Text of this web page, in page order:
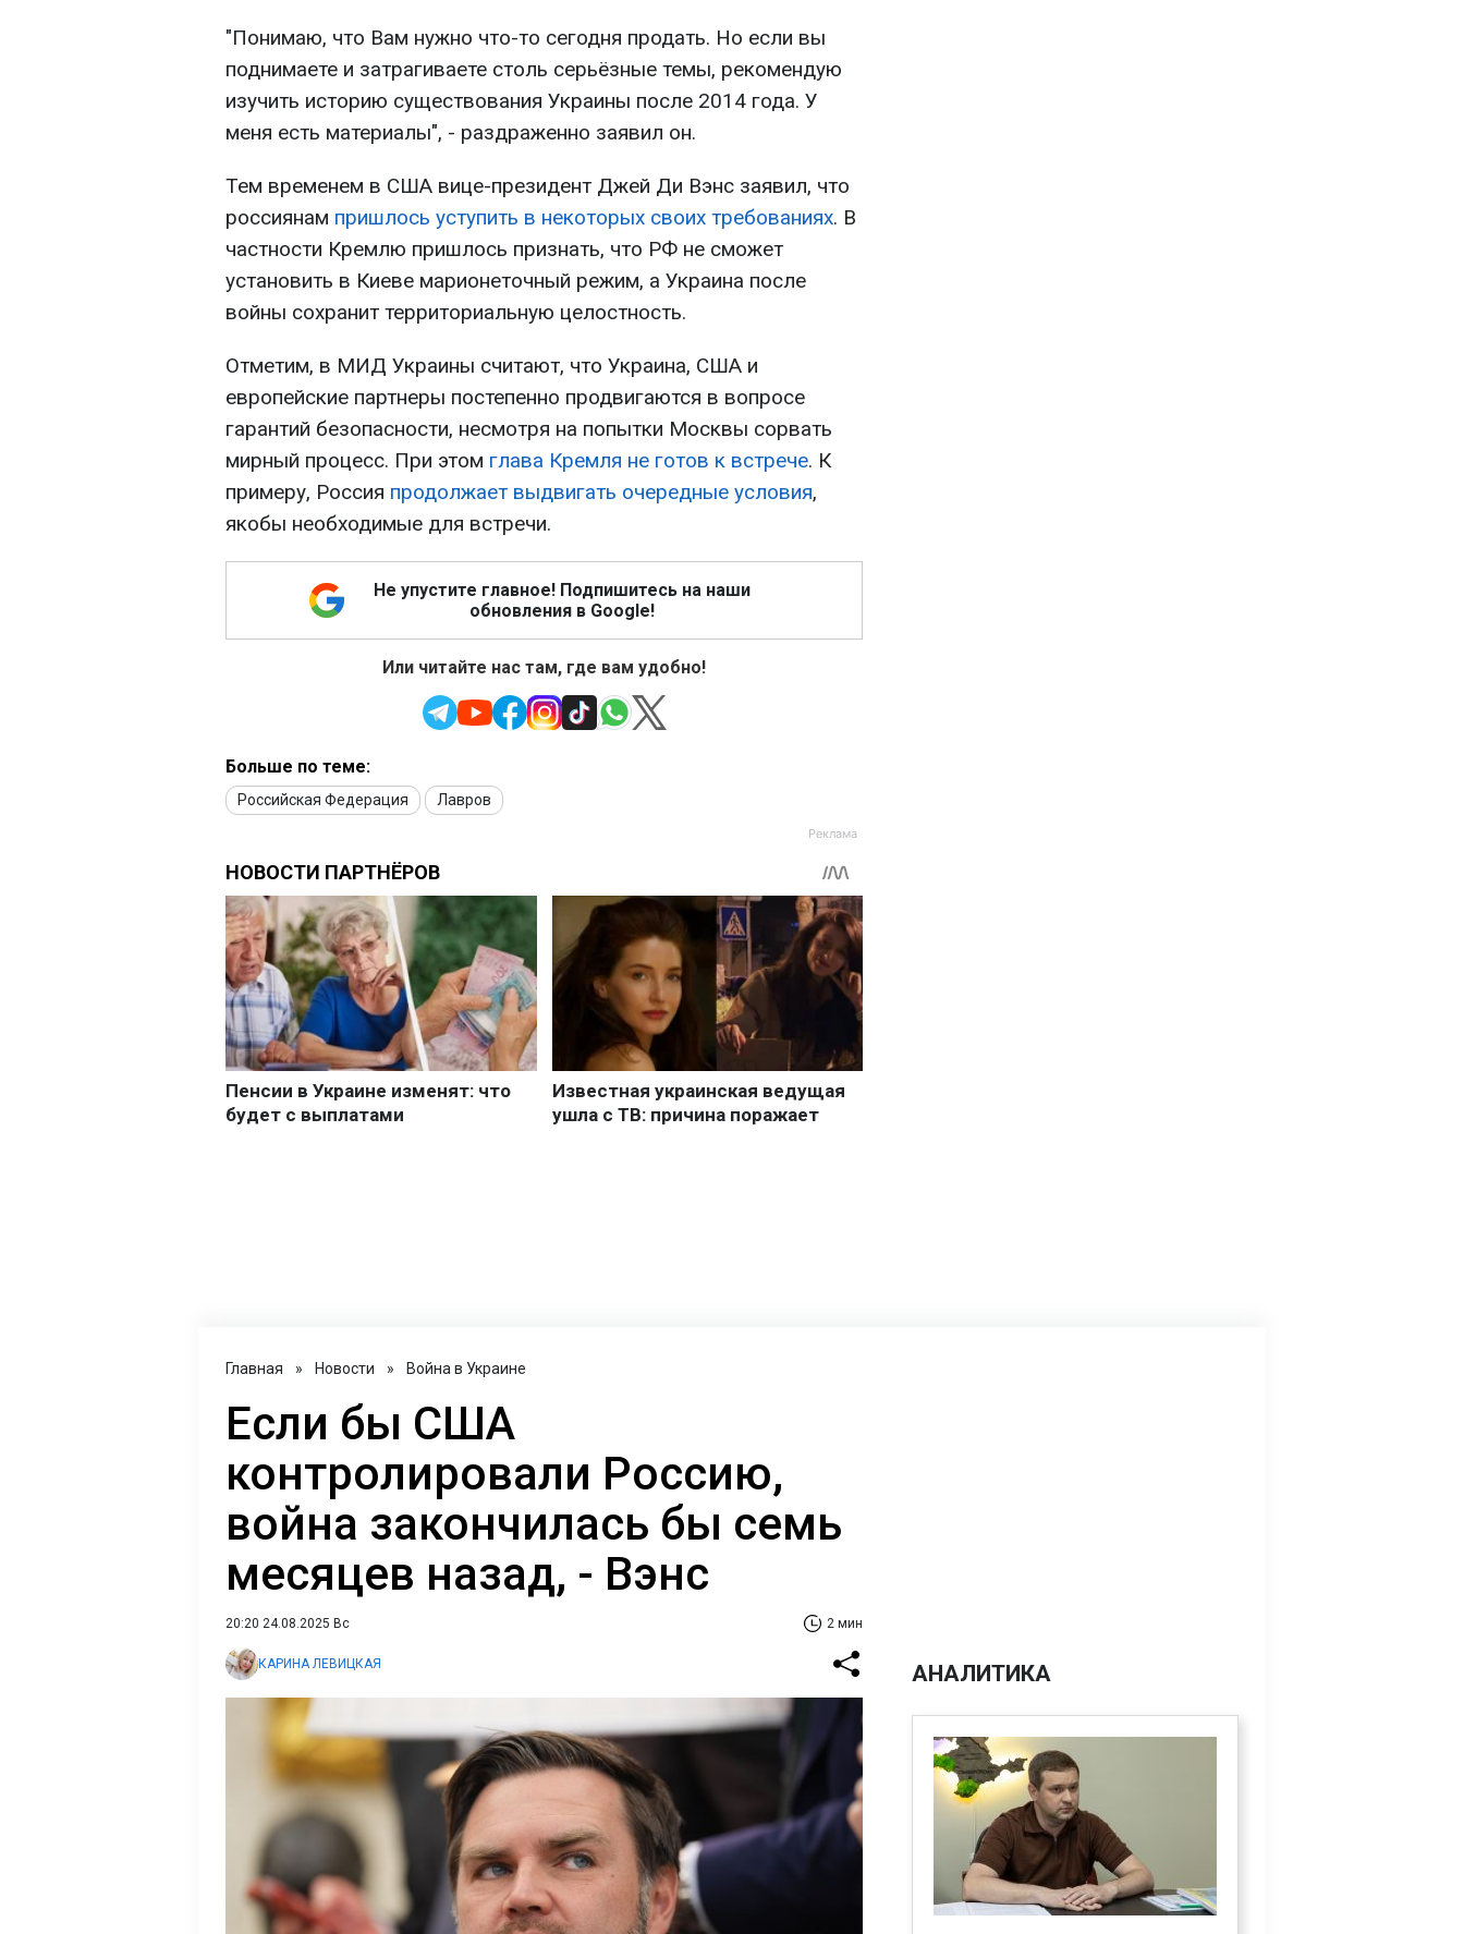
"Понимаю, что Вам нужно что-то сегодня продать. Но если вы
поднимаете и затрагиваете столь серьёзные темы, рекомендую
изучить историю существования Украины после 2014 года. У
меня есть материалы", - раздраженно заявил он.
Тем временем в США вице-президент Джей Ди Вэнс заявил, что
россиянам пришлось уступить в некоторых своих требованиях. В
частности Кремлю пришлось признать, что РФ не сможет
установить в Киеве марионеточный режим, а Украина после
войны сохранит территориальную целостность.
Отметим, в МИД Украины считают, что Украина, США и
европейские партнеры постепенно продвигаются в вопросе
гарантий безопасности, несмотря на попытки Москвы сорвать
мирный процесс. При этом глава Кремля не готов к встрече. К
примеру, Россия продолжает выдвигать очередные условия,
якобы необходимые для встречи.
Не упустите главное! Подпишитесь на наши
обновления в Google!
Или читайте нас там, где вам удобно!
Больше по теме:
Российская Федерация Лавров
Главная » Новости » Война в Украине
Если бы США
контролировали Россию,
война закончилась бы семь
месяцев назад, - Вэнс
20:20 24.08.2025 Вс 2 мин
КАРИНА ЛЕВИЦКАЯ АНАЛИТИКА